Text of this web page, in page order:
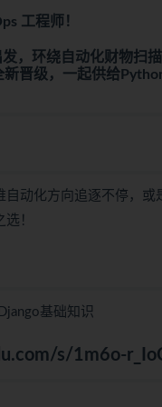
工程师！
，环绕自动化财物扫
晋级，一起供给
动化方向追逐不停，
！
基础知识
s/1m6o-